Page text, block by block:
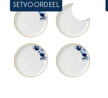
SETVOORDEEL